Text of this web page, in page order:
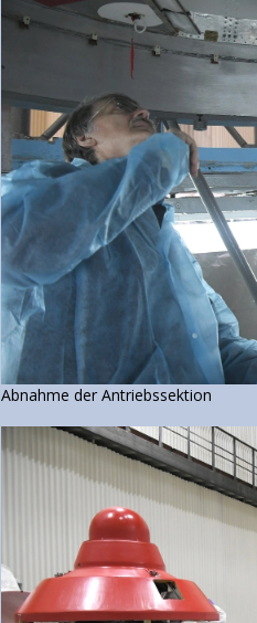
Abnahme der Antriebssektion